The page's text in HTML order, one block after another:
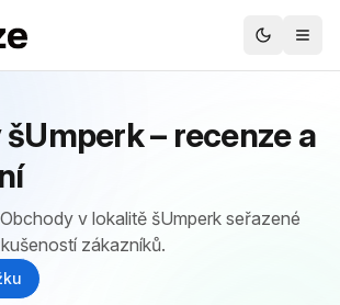
– recenze a
v lokalitě šUmperk seřazené
zákazníků.